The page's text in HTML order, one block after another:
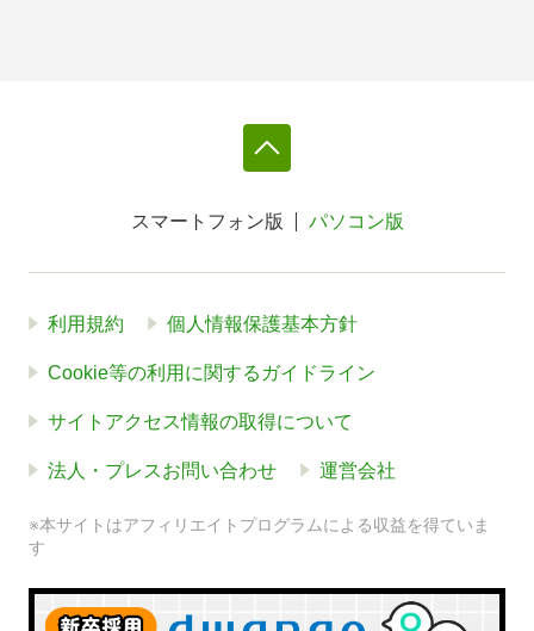
スマートフォン版 パソコン版
利用規約 個人情報保護基本方針
Cookie等の利用に関するガイドライン
サイトアクセス情報の取得について
法人・プレスお問い合わせ 運営会社
※本サイトはアフィリエイトプログラムによる収益を得ていま
す